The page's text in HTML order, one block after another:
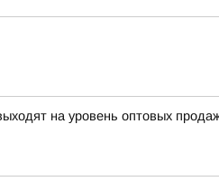
на уровень оптовых